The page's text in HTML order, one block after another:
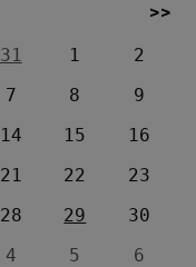
>>
31 1
2
7 8
9
14 15
16
21 22
23
28 29
30
4 5 6